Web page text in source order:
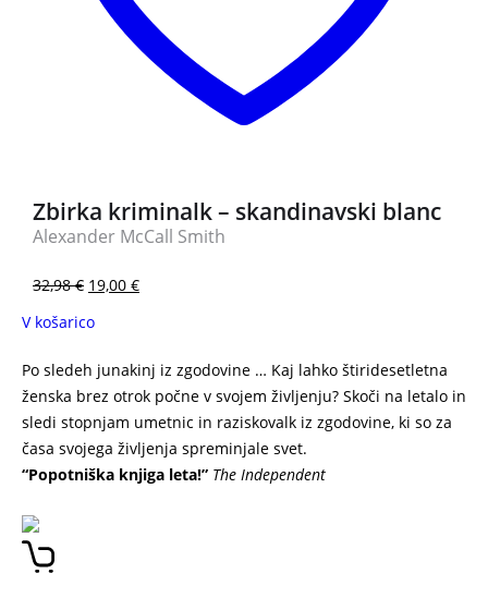
Zbirka kriminalk – skandinavski blanc
Alexander McCall Smith
32,98€ 19,00 €
V košarico
Po sledeh junakinj iz zgodovine … Kaj lahko štiridesetletna
ženska brez otrok počne v svojem življenju? Skoči na letalo in
sledi stopnjam umetnic in raziskovalk iz zgodovine, ki so za
časa svojega življenja spreminjale svet.
“Popotniška knjiga leta!” The Independent